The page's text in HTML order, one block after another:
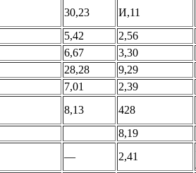
30,23
И,11
5,42
2,56
6,67
3,30
28,28
9,29
7,01
2,39
8,13
428
8,19
—
2,41